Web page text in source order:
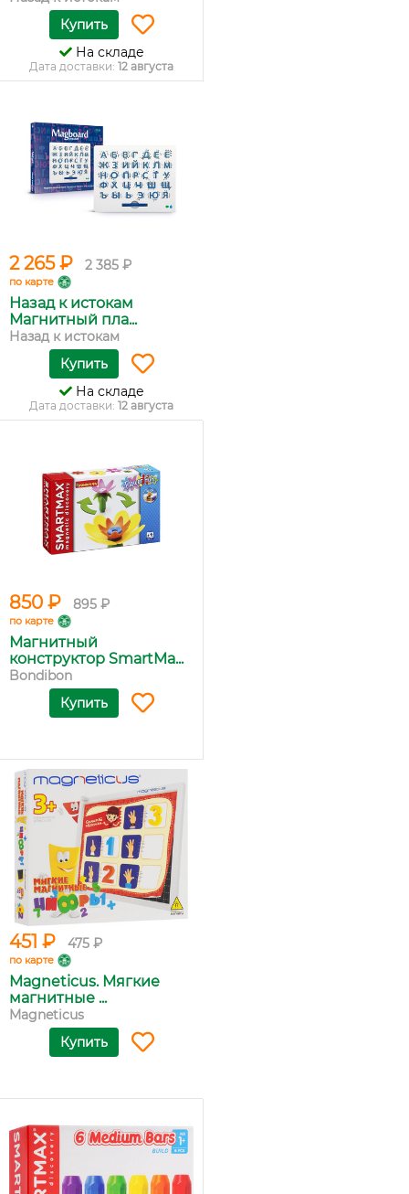
Купить
На складе
Дата доставки: 12 августа
2 265 ₽ 2 385 ₽
по карте
Назад к истокам
Магнитный пла...
Назад к истокам
Купить
На складе
Дата доставки: 12 августа
850 ₽ 895 ₽
по карте
Магнитный
конструктор SmartMa...
Bondibon
Купить
451 ₽ 475 ₽
по карте
Magneticus. Мягкие
магнитные ...
Magneticus
Купить